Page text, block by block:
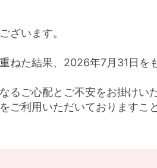
ざいます。
ねた結果、2026年7月31日を
るご心配とご不安をお掛けい
ご利用いただいておりますこ